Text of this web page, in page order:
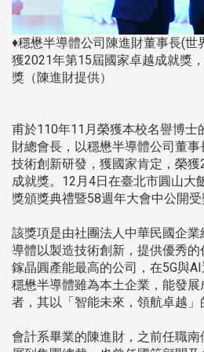
♦穩懋半導體公司陳進財董事長(世
獲2021年第15屆國家卓越成就獎
獎（陳進財提供）
甫於110年11月榮獲本校名譽博士
財總會長，以穩懋半導體公司董事
技術創新研發，獲國家肯定，榮
成就獎。12月4日在臺北市圓山大
獎頒獎典禮暨58週年大會中公開受
該獎項是由社團法人中華民國企
導體以製造技術創新，提供優秀
鎵晶圓產能最高的公司，在5G與
穩懋半導體雖為本土企業，能發
者，其以「智能未來，領航卓越」
會計系畢業的陳進財，之前任職